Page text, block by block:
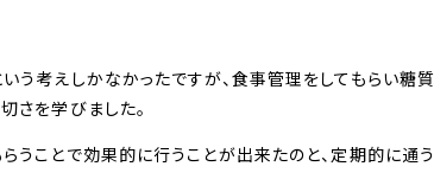
う考えしかなかったですが、食事管理をしてもらい糖
さを学びました。
うことで効果的に行うことが出来たのと、定期的に通